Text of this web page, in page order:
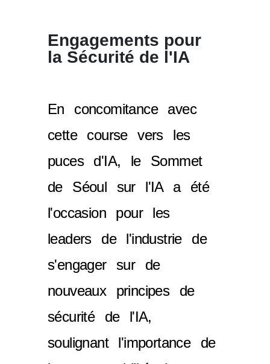
Engagements pour
la Sécurité de l'IA
En concomitance avec
cette course vers les
puces d'IA, le Sommet
de Séoul sur l'IA a été
l'occasion pour les
leaders de l'industrie de
s'engager sur de
nouveaux principes de
sécurité de l'IA,
soulignant l'importance de